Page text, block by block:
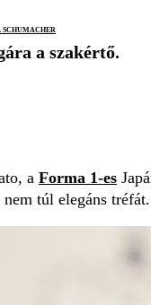
a szakértő.
a Forma 1-es
túl elegáns tréfát.